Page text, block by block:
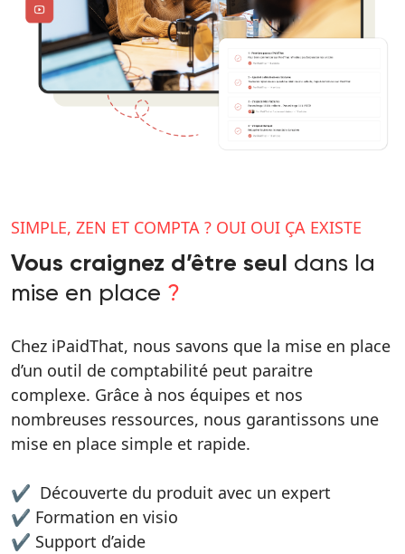
SIMPLE, ZEN ET COMPTA ? OUI OUI ÇA EXISTE
Vous craignez d’être seul dans la
mise en place ?
Chez iPaidThat, nous savons que la mise en place
d’un outil de comptabilité peut paraitre
complexe. Grâce à nos équipes et nos
nombreuses ressources, nous garantissons une
mise en place simple et rapide.
✔️ ️ Découverte du produit avec un expert
✔️ Formation en visio
✔️ Support d’aide